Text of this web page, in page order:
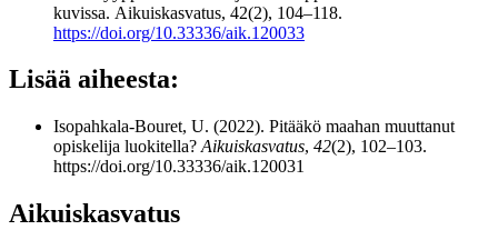
kuvissa. Aikuiskasvatus, 42(2), 104–118.
https://doi.org/10.33336/aik.120033
Lisää aiheesta:
Isopahkala-Bouret, U. (2022). Pitääkö maahan muuttanut
opiskelija luokitella? Aikuiskasvatus, 42(2), 102–103.
https://doi.org/10.33336/aik.120031
Aikuiskasvatus